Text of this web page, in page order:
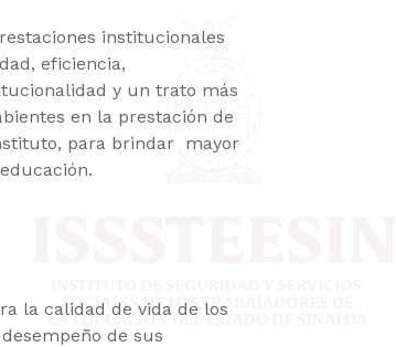
institucionales
eficiencia,
y un trato más
en la prestación de
para brindar mayor
la calidad de vida de los
de sus